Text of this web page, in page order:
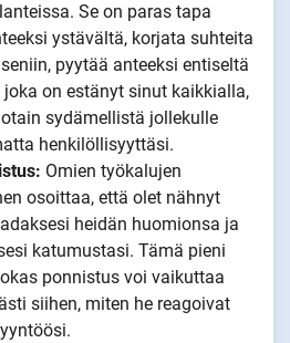
Se on paras tapa
ystävältä, korjata suhteita
pyytää anteeksi entiseltä
on estänyt sinut kaikkialla,
sydämellistä jollekulle
henkilöllisyyttäsi.
Omien työkalujen
osoittaa, että olet nähnyt
heidän huomionsa ja
katumustasi. Tämä pieni
ponnistus voi vaikuttaa
siihen, miten he reagoivat